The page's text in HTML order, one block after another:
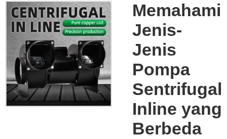
Memahami
Jenis-
Jenis
Pompa
Sentrifugal
Inline yang
Berbeda